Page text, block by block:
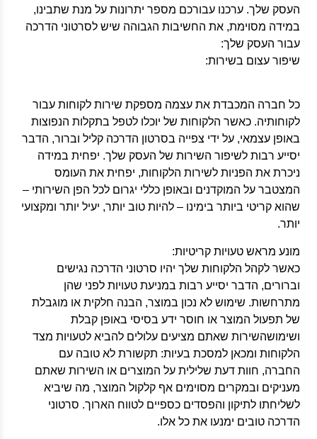
העסק שלך. ערכנו עבורכם מספר יתרונות על מנת שתבינו,
במידה מסוימת, את החשיבות הגבוהה שיש לסרטוני הדרכה
עבור העסק שלך:
שיפור עצום בשירות:
כל חברה המכבדת את עצמה מספקת שירות לקוחות עבור
לקוחותיה. כאשר הלקוחות של יוכלו לטפל בתקלות הנפוצות
באופן עצמאי, על ידי צפייה בסרטון הדרכה קליל וברור, הדבר
יסייע רבות לשיפור השירות של העסק שלך. יפחית במידה
ניכרת את הפניות לשירות הלקוחות, יפחית את העומס
המצטבר על המוקדנים ובאופן כללי יגרום לכל הפן השירותי –
שהוא קריטי ביותר בימינו – להיות טוב יותר, יעיל יותר ומקצועי
יותר.
מונע מראש טעויות קריטיות:
כאשר לקהל הלקוחות שלך יהיו סרטוני הדרכה נגישים
וברורים, הדבר יסייע רבות במניעת טעויות לפני שהן
מתרחשות. שימוש לא נכון במוצר, הבנה חלקית או מוגבלת
של תפעול המוצר או חוסר ידע בסיסי באופן קבלת
ושימושהשירות שאתם מציעים עלולים להביא לטעויות מצד
הלקוחות ומכאן למסכת בעיות: תקשורת לא טובה עם
החברה, חוות דעת שלילית על המוצרים או השירות שאתם
מעניקים ובמקרים מסוימים אף קלקול המוצר, מה שיביא
לשליחתו לתיקון והפסדים כספיים לטווח הארוך. סרטוני
הדרכה טובים ימנעו את כל אלו.